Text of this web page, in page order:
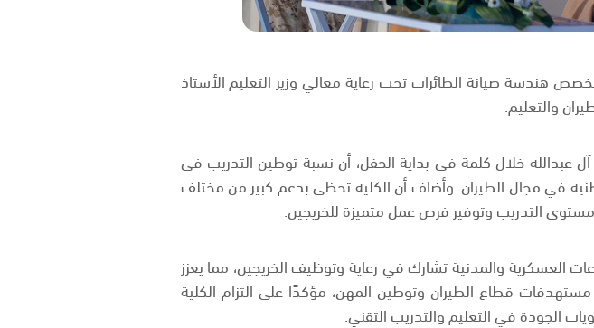
العالمية لعلوم الطيران حفل تخريج 1354 شابًا في تخصص هندسة صيانة الطائرات تحت رعاية معالي وزير التعليم الأستاذ
والتعليم.
عبدالله خلال كلمة في بداية الحفل، أن نسبة توطين التدريب في
الوطنية في مجال الطيران. وأضاف أن الكلية تحظى بدعم كبير من مختلف
التدريب وتوفير فرص عمل متميزة للخريجين.
من 35 جهة مستفيدة من القطاعات العسكرية والمدنية تشارك في رعاية وتوظيف الخريجين، مما يعزز
قطاع الطيران وتوطين المهن، مؤكدًا على التزام الكلية
الجودة في التعليم والتدريب التقني.